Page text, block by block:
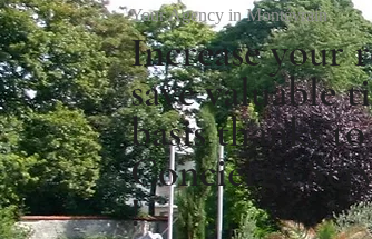
Your Agency in Montévrain
Increase your
save valuable
basis thanks
Concierge
!